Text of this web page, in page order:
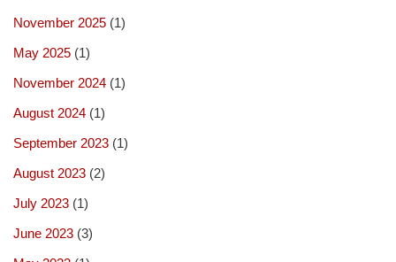
November 2025 (1)
May 2025 (1)
November 2024 (1)
August 2024 (1)
September 2023 (1)
August 2023 (2)
July 2023 (1)
June 2023 (3)